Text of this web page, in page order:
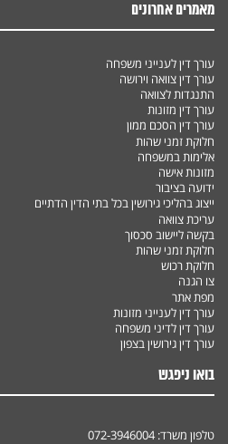
מאמרים אחרונים
עורך דין לענייני משפחה
עורך דין צוואה וירושה
התנגדות לצוואה
עורך דין מזונות
עורך דין הסכם ממון
חלוקת זמני שהות
אלימות במשפחה
מזונות אישה
ידועה בציבור
ייצוג בהליכי גירושין בכל בתי הדין הדתיים
עריכת צוואה
בקשה ליישוב סכסוך
חלוקת זמני שהות
חלוקת רכוש
צו הגנה
מפת אתר
עורך דין לענייני מזונות
עורך דין לדיני משפחה
עורך דין גירושין בצפון
בואו ניפגש
טלפון משרד: 072-3946004